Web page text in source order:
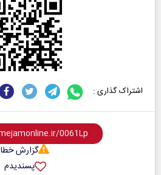
اشتراک گذاری :
گزارش خطا
پسندیدم